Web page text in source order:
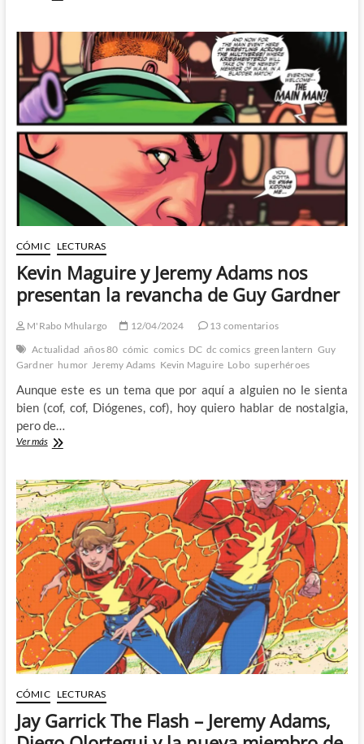
el
año
CÓMIC LECTURAS
Kevin Maguire y Jeremy Adams nos
presentan la revancha de Guy Gardner
M'Rabo Mhulargo 12/04/2024
13 comentarios
Actualidad años 80 cómic comics DC dc comics green lantern Guy
Gardner humor Jeremy Adams Kevin Maguire Lobo superhéroes
Aunque este es un tema que por aquí a alguien no le sienta
bien (cof, cof, Diógenes, cof), hoy quiero hablar de nostalgia,
pero de…
Ver másKevin
Jeremy
Adams
nos
presentan
la
revancha
de
Guy
Gardner
CÓMIC LECTURAS
Jay Garrick The Flash – Jeremy Adams,